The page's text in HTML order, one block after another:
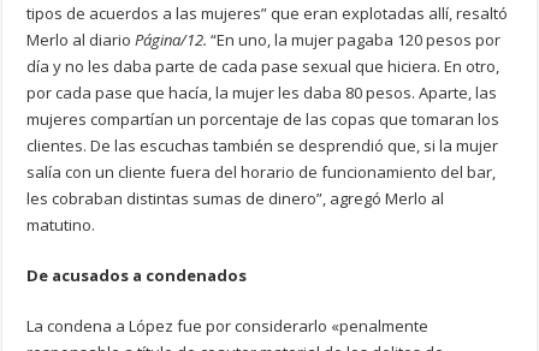
tipos de acuerdos a las mujeres” que eran explotadas allí, resaltó
Merlo al diarioPágina/12. “En uno, la mujer pagaba 120 pesos por
día y no les daba parte de cada pase sexual que hiciera. En otro,
por cada pase que hacía, la mujer les daba 80 pesos. Aparte, las
mujeres compartían un porcentaje de las copas que tomaran los
clientes. De las escuchas también se desprendió que, si la mujer
salía con un cliente fuera del horario de funcionamiento del bar,
les cobraban distintas sumas de dinero”, agregó Merlo al
matutino.
De acusados a condenados
La condena a López fue por considerarlo «penalmente